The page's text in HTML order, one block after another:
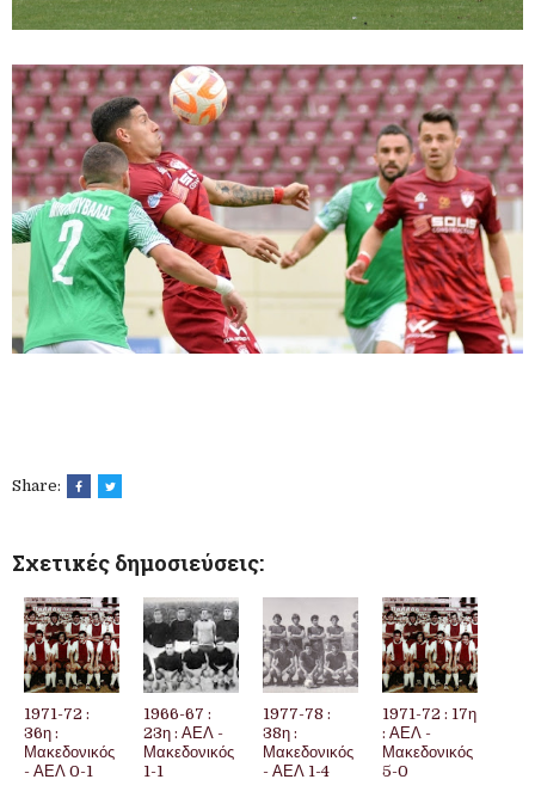
Share:
Σχετικές δημοσιεύσεις:
1971-72 :
36η :
Μακεδονικός
- ΑΕΛ 0-1
1966-67 :
23η : ΑΕΛ -
Μακεδονικός
1-1
1977-78 :
38η :
Μακεδονικός
- ΑΕΛ 1-4
1971-72 : 17η
: ΑΕΛ -
Μακεδονικός
5-0